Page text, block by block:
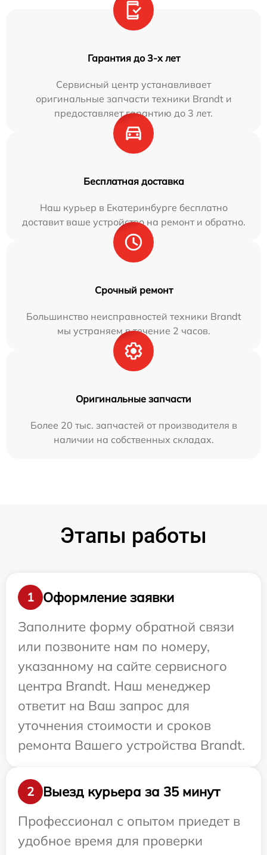
Гарантия до 3-х лет
Сервисный центр устанавливает
оригинальные запчасти техники Brandt и
предоставляет гарантию до 3 лет.
Бесплатная доставка
Наш курьер в Екатеринбурге бесплатно
доставит ваше устройство на ремонт и обратно.
Срочный ремонт
Большинство неисправностей техники Brandt
мы устраняем в течение 2 часов.
Оригинальные запчасти
Более 20 тыс. запчастей от производителя в
наличии на собственных складах.
Этапы работы
1
Оформление заявки
Заполните форму обратной связи
или позвоните нам по номеру,
указанному на сайте сервисного
центра Brandt. Наш менеджер
ответит на Ваш запрос для
уточнения стоимости и сроков
ремонта Вашего устройства Brandt.
2
Выезд курьера за 35 минут
Профессионал с опытом приедет в
удобное время для проверки